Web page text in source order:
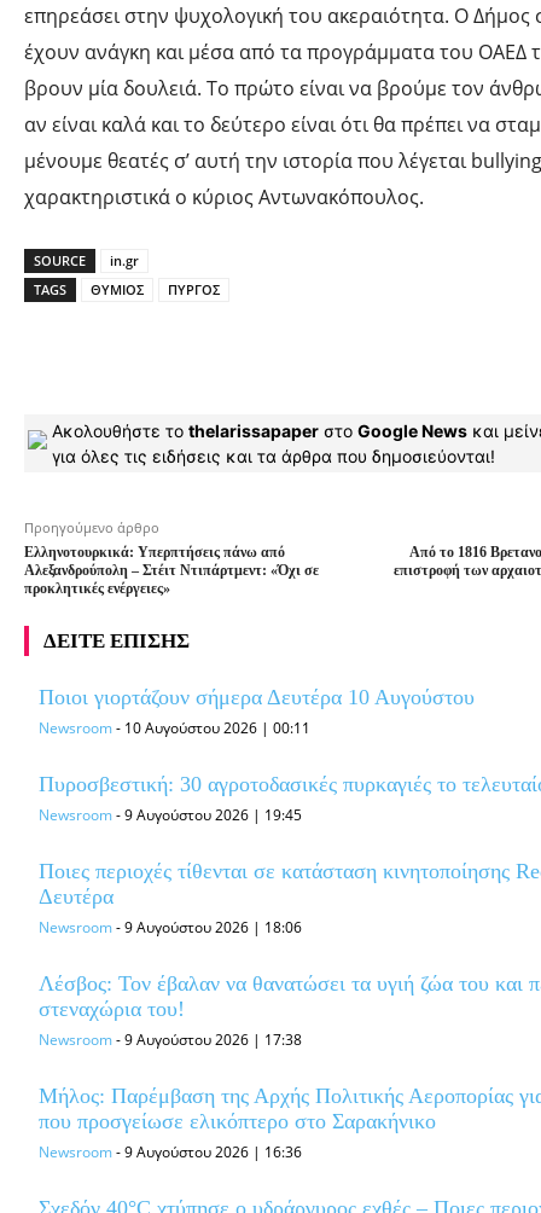
επηρεάσει στην ψυχολογική του ακεραιότητα. Ο Δήμος
έχουν ανάγκη και μέσα από τα προγράμματα του ΟΑΕΔ
βρουν μία δουλειά. Το πρώτο είναι να βρούμε τον
αν είναι καλά και το δεύτερο είναι ότι θα πρέπει να
μένουμε θεατές σ’ αυτή την ιστορία που λέγεται
χαρακτηριστικά ο κύριος Αντωνακόπουλος.
SOURCE
in.gr
TAGS
ΘΥΜΙΟΣ ΠΥΡΓΟΣ
Ακολουθήστε το thelarissapaper στο Google News και
για όλες τις ειδήσεις και τα άρθρα που δημοσιεύονται!
Προηγούμενο άρθρο
Ελληνοτουρκικά: Υπερπτήσεις πάνω από
Αλεξανδρούπολη – Στέιτ Ντιπάρτμεντ: «Όχι σε
προκλητικές ενέργειες»
Από το 1816
επιστροφή των
ΔΕΙΤΕ ΕΠΙΣΗΣ
Ποιοι γιορτάζουν σήμερα Δευτέρα 10 Αυγούστου
Newsroom- 10 Αυγούστου 2026 | 00:11
Πυροσβεστική: 30 αγροτοδασικές πυρκαγιές το
Newsroom-9 Αυγούστου 2026 | 19:45
Ποιες περιοχές τίθενται σε κατάσταση κινητοποίησης
Δευτέρα
Newsroom-9 Αυγούστου 2026 | 18:06
Λέσβος: Τον έβαλαν να θανατώσει τα υγιή ζώα του και
στεναχώρια του!
Newsroom-9 Αυγούστου 2026 | 17:38
Μήλος: Παρέμβαση της Αρχής Πολιτικής Αεροπορίας
που προσγείωσε ελικόπτερο στο Σαρακήνικο
Newsroom-9 Αυγούστου 2026 | 16:36
Σχεδόν 40°C χτύπησε ο υδράργυρος εχθές – Ποιες